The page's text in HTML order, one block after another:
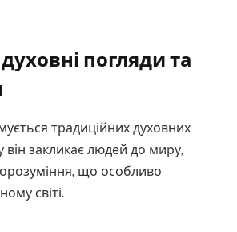
погляди та
традиційних духовних
він закликає людей до миру,
що особливо
світі.